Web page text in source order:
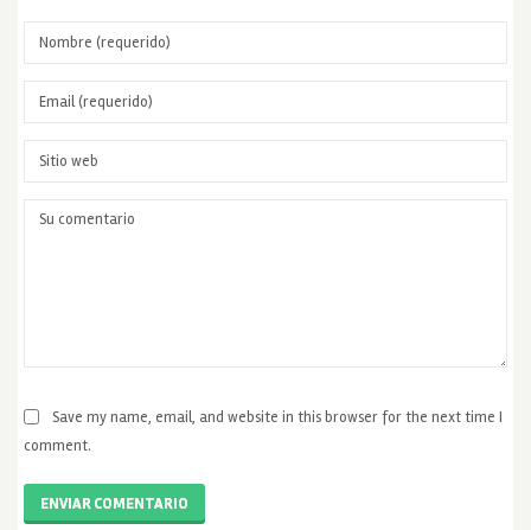
Save my name, email, and website in this browser for the next time I
comment.
ENVIAR COMENTARIO